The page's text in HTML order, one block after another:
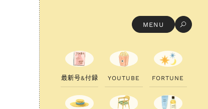
MENU
最新号&付録 YOUTU B E FORTU N E